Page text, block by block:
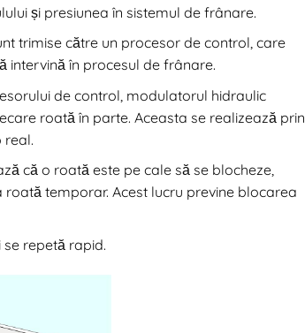
și presiunea în sistemul de frânare.
trimise către un procesor de control, care
intervină în procesul de frânare.
de control, modulatorul hidraulic
roată în parte. Aceasta se realizează prin
real.
că o roată este pe cale să se blocheze,
temporar. Acest lucru previne blocarea
repetă rapid.